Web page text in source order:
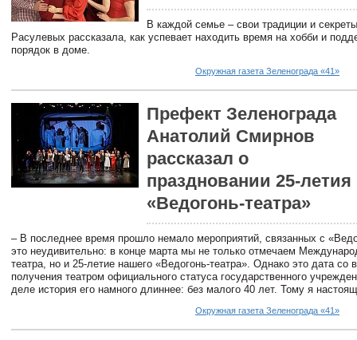
В каждой семье – свои традиции и
Расулевых рассказала, как успевает находить время на хобби и
порядок в доме.
Окружная газета Зеленограда «41»
Префект Зеленограда
Анатолий Смирнов
рассказал о
праздновании 25-летия
«Ведогонь-театра»
– В последнее время прошло немало мероприятий, связанных с
это неудивительно: в конце марта мы не только отмечаем
театра, но и 25-летие нашего «Ведогонь-театра». Однако это дата со
получения театром официального статуса государственного
деле история его намного длиннее: без малого 40 лет. Тому я
Окружная газета Зеленограда «41»